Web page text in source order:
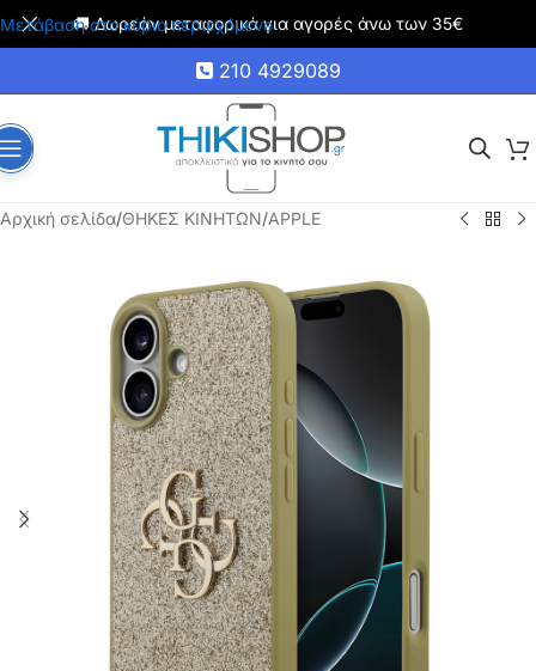
Μετάβαση στο κύριο περιεχόμενο
🚚 Δωρεάν μεταφορικά για αγορές άνω των 35€
210 4929089
Αρχική σελίδα/ΘΗΚΕΣ ΚΙΝΗΤΩΝ/APPLE